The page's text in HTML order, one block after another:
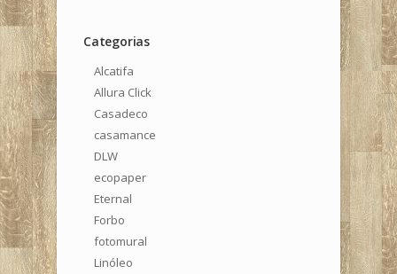
Categorias
Alcatifa
Allura Click
Casadeco
casamance
DLW
ecopaper
Eternal
Forbo
fotomural
Linóleo